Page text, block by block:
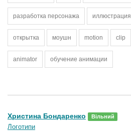
разработка персонажа иллюстрация
открытка моушн motion clip
animator обучение анимации
Христина Бондаренко Вільний
Логотипи